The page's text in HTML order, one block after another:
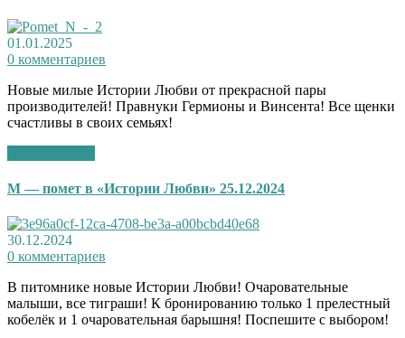
01.01.2025
0 комментариев
Новые милые Истории Любви от прекрасной пары
производителей! Правнуки Гермионы и Винсента! Все щенки
счастливы в своих семьях!
М — помет в «Истории Любви» 25.12.2024
30.12.2024
0 комментариев
В питомнике новые Истории Любви! Очаровательные
малыши, все тиграши! К бронированию только 1 прелестный
кобелёк и 1 очаровательная барышня! Поспешите с выбором!